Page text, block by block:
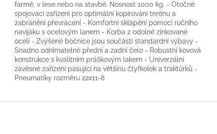
farmě, v lese nebo na stavbě. Nosnost 1000 kg. - Otočné
spojovací zařízení pro optimální kopírování terénu a
zabránění převrácení - Komfortní sklápění pomocí ručního
navijáku s ocelovým lanem - Korba z odolné zinkované
oceli - Zvýšené bočnice jsou součástí standardní výbavy -
Snadno odnímatelné přední a zadní čelo - Robustní kovová
konstrukce s kvalitním práškovým lakem - Univerzální
závěsné zařízení pasující na většinu čtyřkolek a traktůrků -
Pneumatiky rozměru 22x11-8
Z